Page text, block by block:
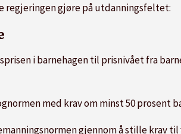
regjeringen gjøre på utdanningsfeltet:
i barnehagen til prisnivået fra
med krav om minst 50 prosent
gjennom å stille krav